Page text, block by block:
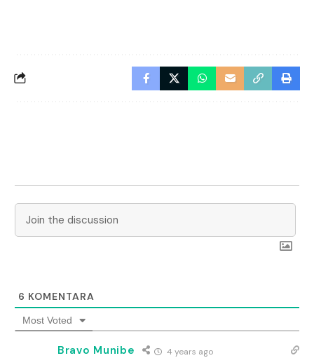
6 KOMENTARA
Most Voted
Bravo Munibe 4 years ago